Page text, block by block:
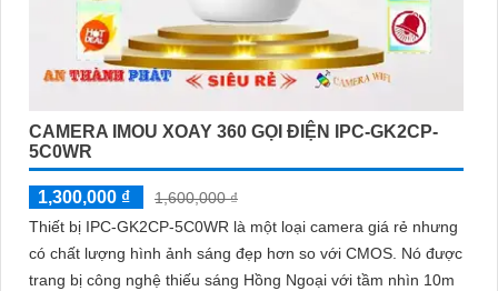
CAMERA IMOU XOAY 360 GỌI ĐIỆN IPC-GK2CP-
5C0WR
1,300,000 ₫
1,600,000 ₫
Thiết bị IPC-GK2CP-5C0WR là một loại camera giá rẻ nhưng
có chất lượng hình ảnh sáng đẹp hơn so với CMOS. Nó được
trang bị công nghệ thiếu sáng Hồng Ngoại với tầm nhìn 10m